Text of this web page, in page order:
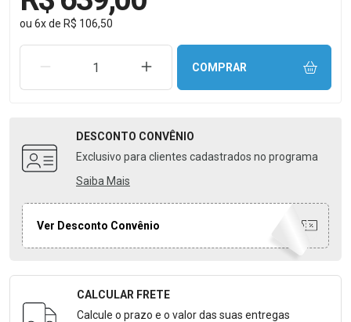
ou 6xde R$ 106,50
REMOVER UMA UNIDADEAUMENTAR UMA UNIDADE
COMPRAR
DESCONTO CONVÊNIO
Exclusivo para clientes cadastrados no programa
Saiba Mais
Ver Desconto Convênio
Formulário para Calcular o Frete
CALCULAR FRETE
Calcule o prazo e o valor das suas entregas